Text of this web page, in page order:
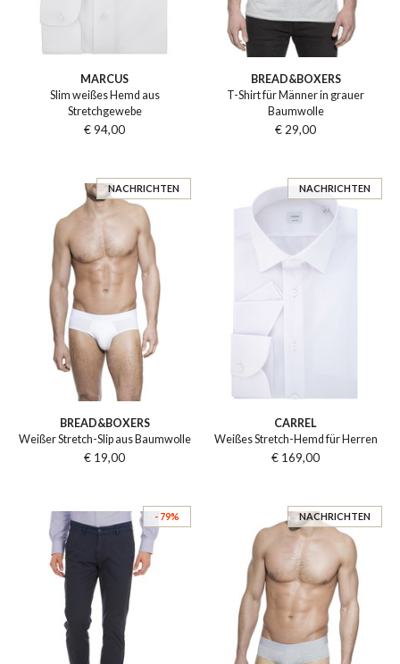
MARCUS
Slim weißes Hemd aus
Stretchgewebe
€ 94,00
BREAD&BOXERS
T-Shirt für Männer in grauer
Baumwolle
€ 29,00
NACHRICHTEN
BREAD&BOXERS
Weißer Stretch-Slip aus Baumwolle
€ 19,00
NACHRICHTEN
CARREL
Weißes Stretch-Hemd für Herren
€ 169,00
- 79% NACHRICHTEN